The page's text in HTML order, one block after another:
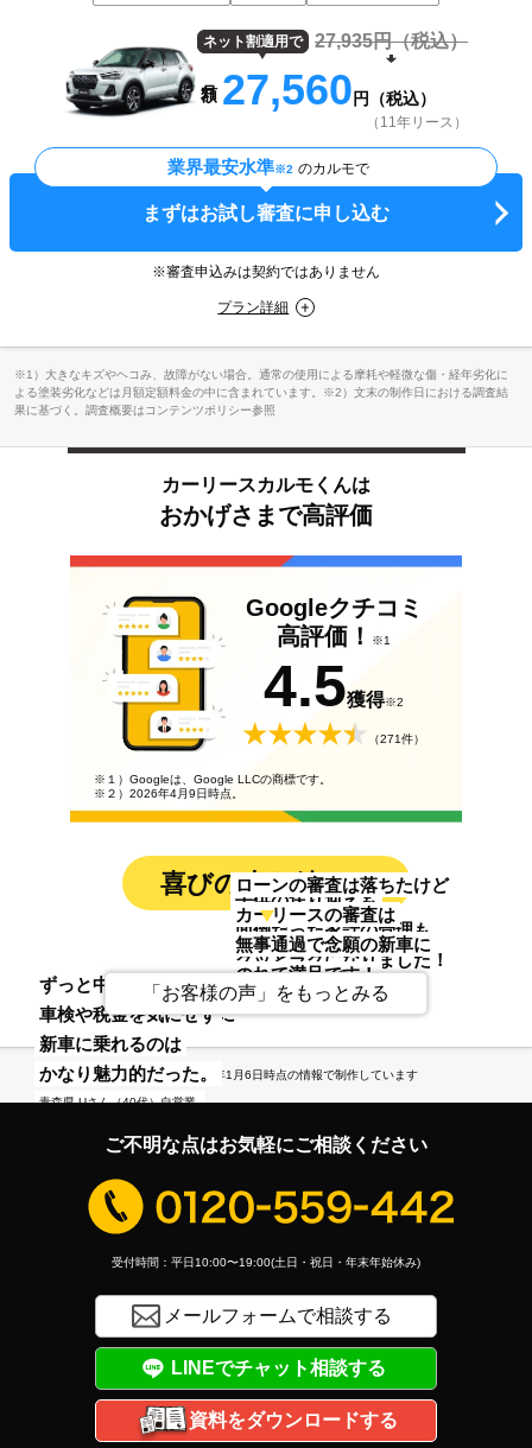
ネット割適用で 27,935円（税込）
27,560 円（税込）
（11年リース）
業界最安水準※2 のカルモで
まずはお試し審査に申し込む
※審査申込みは契約ではありません
プラン詳細
※1）大きなキズやヘコみ、故障がない場合。通常の使用による摩耗や軽微な傷・経年劣化に
よる塗装劣化などは月額定額料金の中に含まれています。※2）文末の制作日における調査結
果に基づく。調査概要はコンテンツポリシー参照
カーリースカルモくんは
おかげさまで高評価
Googleクチコミ
高評価！
※1
4.5獲得※2
（271件）
※１）Googleは、Google LLCの商標です。
※２）2026年4月9日時点。
喜びの声も続々！
貯金がなくても
乗りたいと思った新車に
乗れるんだって
正直、驚きましたね。
埼玉県 Mさん（20代）大工
子供の送り迎えも
面倒だった家計の管理も
グッとラクになりました！
東京都 Oさん（30代）主婦
ずっと中古車だったから
車検や税金を気にせず
新車に乗れるのは
かなり魅力的だった。
青森県 Uさん（40代）自営業
ローンの審査は落ちたけど
カーリースの審査は
無事通過で念願の新車に
のれて満足です！
神奈川県 Kさん（40代）バス運転手
「お客様の声」をもっとみる
※この記事は2026年1月6日時点の情報で制作しています
ご不明な点はお気軽にご相談ください
受付時間：平日10:00〜19:00(土日・祝日・年末年始休み)
メールフォームで相談する
LINEでチャット相談する
資料をダウンロードする